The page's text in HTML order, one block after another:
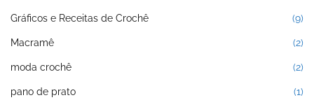
Gráficos e Receitas de Crochê (9)
Macramê (2)
moda crochê (2)
pano de prato (1)